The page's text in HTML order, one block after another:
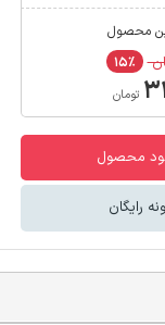
محصول
۱۵٪
تومان
محصول
رایگان